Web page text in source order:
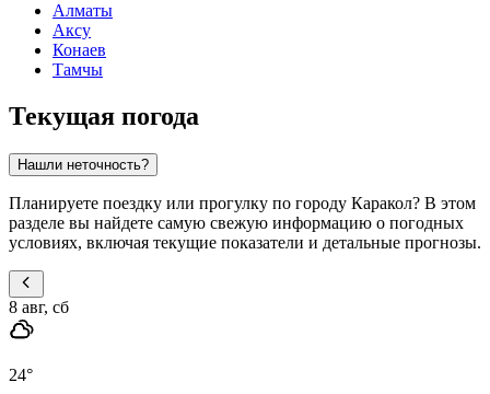
Алматы
Аксу
Конаев
Тамчы
Текущая погода
Нашли неточность?
Планируете поездку или прогулку по городу Каракол? В этом
разделе вы найдете самую свежую информацию о погодных
условиях, включая текущие показатели и детальные прогнозы.
8 авг, сб
24°